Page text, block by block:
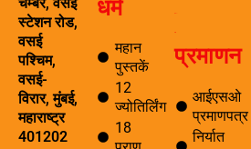
स्टेशन रोड,
वसई
पश्चिम,
वसई-
विरार, मुंबई,
महाराष्ट्र
401202
धर्म
महान
पुस्तकें
12
ज्योतिर्लिंग
18
प्रमाणन
आईएसओ
प्रमाणपत्र
निर्यात